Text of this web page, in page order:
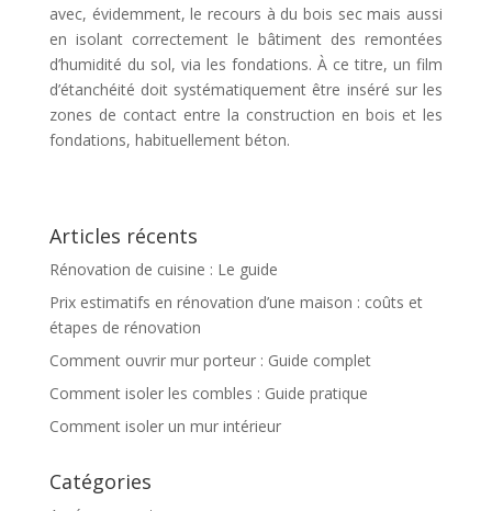
avec, évidemment, le recours à du bois sec mais aussi
en isolant correctement le bâtiment des remontées
d’humidité du sol, via les fondations. À ce titre, un film
d’étanchéité doit systématiquement être inséré sur les
zones de contact entre la construction en bois et les
fondations, habituellement béton.
Articles récents
Rénovation de cuisine : Le guide
Prix estimatifs en rénovation d’une maison : coûts et
étapes de rénovation
Comment ouvrir mur porteur : Guide complet
Comment isoler les combles : Guide pratique
Comment isoler un mur intérieur
Catégories